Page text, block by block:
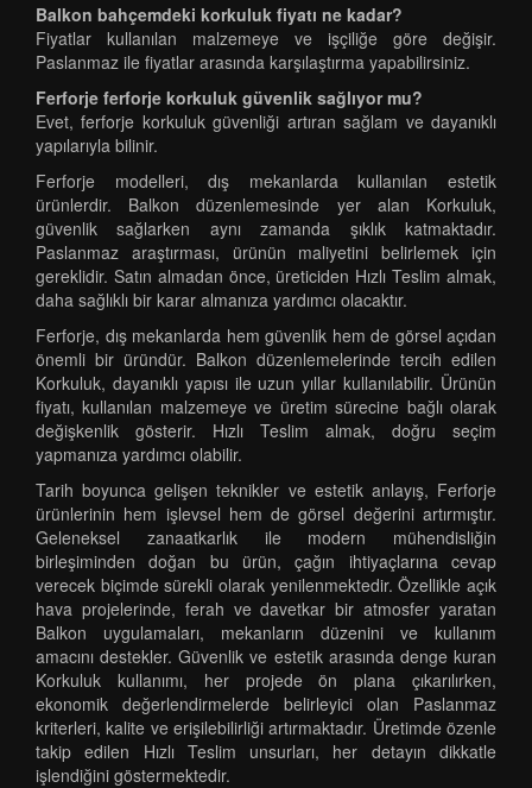
Balkon bahçemdeki korkuluk fiyatı ne kadar?
Fiyatlar kullanılan malzemeye ve işçiliğe göre değişir.
Paslanmaz ile fiyatlar arasında karşılaştırma yapabilirsiniz.
Ferforje ferforje korkuluk güvenlik sağlıyor mu?
Evet, ferforje korkuluk güvenliği artıran sağlam ve dayanıklı
yapılarıyla bilinir.
Ferforje modelleri, dış mekanlarda kullanılan estetik
ürünlerdir. Balkon düzenlemesinde yer alan Korkuluk,
güvenlik sağlarken aynı zamanda şıklık katmaktadır.
Paslanmaz araştırması, ürünün maliyetini belirlemek için
gereklidir. Satın almadan önce, üreticiden Hızlı Teslim almak,
daha sağlıklı bir karar almanıza yardımcı olacaktır.
Ferforje, dış mekanlarda hem güvenlik hem de görsel açıdan
önemli bir üründür. Balkon düzenlemelerinde tercih edilen
Korkuluk, dayanıklı yapısı ile uzun yıllar kullanılabilir. Ürünün
fiyatı, kullanılan malzemeye ve üretim sürecine bağlı olarak
değişkenlik gösterir. Hızlı Teslim almak, doğru seçim
yapmanıza yardımcı olabilir.
Tarih boyunca gelişen teknikler ve estetik anlayış, Ferforje
ürünlerinin hem işlevsel hem de görsel değerini artırmıştır.
Geleneksel zanaatkarlık ile modern mühendisliğin
birleşiminden doğan bu ürün, çağın ihtiyaçlarına cevap
verecek biçimde sürekli olarak yenilenmektedir. Özellikle açık
hava projelerinde, ferah ve davetkar bir atmosfer yaratan
Balkon uygulamaları, mekanların düzenini ve kullanım
amacını destekler. Güvenlik ve estetik arasında denge kuran
Korkuluk kullanımı, her projede ön plana çıkarılırken,
ekonomik değerlendirmelerde belirleyici olan Paslanmaz
kriterleri, kalite ve erişilebilirliği artırmaktadır. Üretimde özenle
takip edilen Hızlı Teslim unsurları, her detayın dikkatle
işlendiğini göstermektedir.